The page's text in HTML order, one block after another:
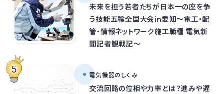
未来を担う若者たちが日本一の座を争
う技能五輪全国大会in愛知～電工・配
管・情報ネットワーク施工職種 電気新
聞記者観戦記～
電気機器のしくみ
交流回路の位相や力率とは？進みや遅